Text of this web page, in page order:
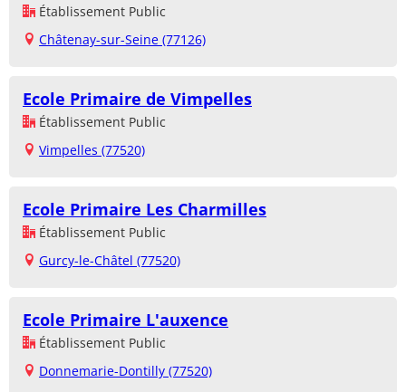
Établissement Public
Châtenay-sur-Seine (77126)
Ecole Primaire de Vimpelles
Établissement Public
Vimpelles (77520)
Ecole Primaire Les Charmilles
Établissement Public
Gurcy-le-Châtel (77520)
Ecole Primaire L'auxence
Établissement Public
Donnemarie-Dontilly (77520)